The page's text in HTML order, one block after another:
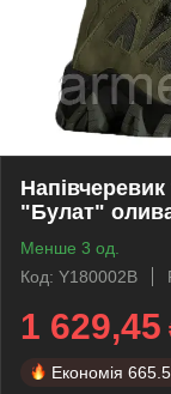
"Булат"
Менше 3 од.
Код: Y180002B
1 629,45
Економія